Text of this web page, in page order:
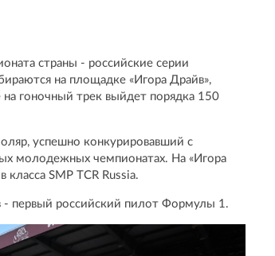
страны - российские серии
на площадке «Игора Драйв»,
гоночный трек выйдет порядка 150
успешно конкурировавший с
молодежных чемпионатах. На «Игора
SMP TCR Russia.
- первый российский пилот Формулы 1.